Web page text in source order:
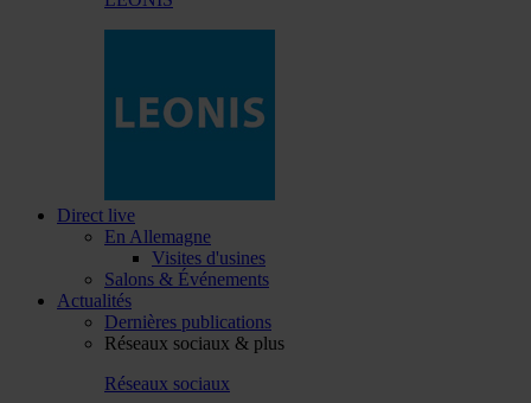
Direct live
En Allemagne
Visites d'usines
Salons & Événements
Actualités
Dernières publications
Réseaux sociaux & plus
Réseaux sociaux